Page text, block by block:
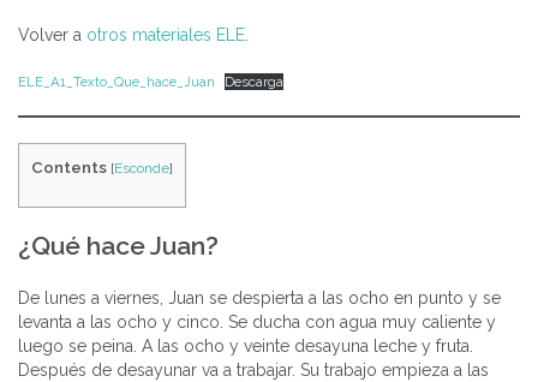
Volver a otros materiales ELE
ELE_A1_Texto_Que_hace_Juan Descarga
Contents [Esconde]
¿Qué hace Juan?
De lunes a viernes, Juan se despierta a las ocho en punto y se
levanta a las ocho y cinco. Se ducha con agua muy caliente y
luego se peina. A las ocho y veinte desayuna leche y fruta.
Después de desayunar va a trabajar. Su trabajo empieza a las